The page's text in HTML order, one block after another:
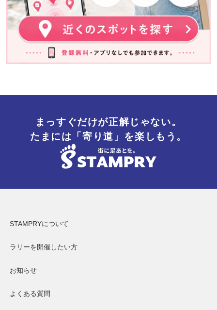
まっすぐだけが正解じゃない。
たまには「寄り道」を楽しもう。
STAMPRYについて
ラリーを開催したい方
お知らせ
よくある質問